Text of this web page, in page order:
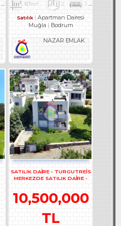
1 87m² 2 1
Satılık
Apartman Dairesi
Muğla
Bodrum
NAZAR EMLAK
SATILIK DAİRE - TURGUTREİS
MERKEZDE SATILIK DAİRE -
10,500,000
TL